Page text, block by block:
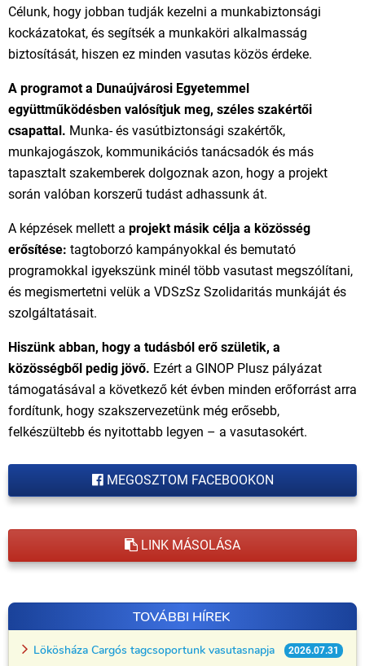
Célunk, hogy jobban tudják kezelni a munkabiztonsági
kockázatokat, és segítsék a munkaköri alkalmasság
biztosítását, hiszen ez minden vasutas közös érdeke.
A programot a Dunaújvárosi Egyetemmel
együttműködésben valósítjuk meg, széles szakértői
csapattal. Munka- és vasútbiztonsági szakértők,
munkajogászok, kommunikációs tanácsadók és más
tapasztalt szakemberek dolgoznak azon, hogy a projekt
során valóban korszerű tudást adhassunk át.
A képzések mellett a projekt másik célja a közösség
erősítése: tagtoborzó kampányokkal és bemutató
programokkal igyekszünk minél több vasutast megszólítani,
és megismertetni velük a VDSzSz Szolidaritás munkáját és
szolgáltatásait.
Hiszünk abban, hogy a tudásból erő születik, a
közösségből pedig jövő. Ezért a GINOP Plusz pályázat
támogatásával a következő két évben minden erőforrást arra
fordítunk, hogy szakszervezetünk még erősebb,
felkészültebb és nyitottabb legyen – a vasutasokért.
MEGOSZTOM FACEBOOKON
LINK MÁSOLÁSA
TOVÁBBI HÍREK
2026.07.31
Lökösháza Cargós tagcsoportunk vasutasnapja